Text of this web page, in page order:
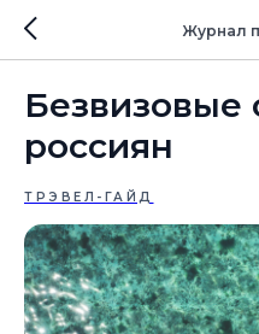
Журнал
Безвизовые
россиян
ТРЭВЕЛ-ГАЙД